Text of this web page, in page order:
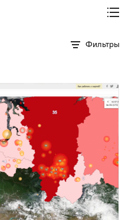
Фильтры